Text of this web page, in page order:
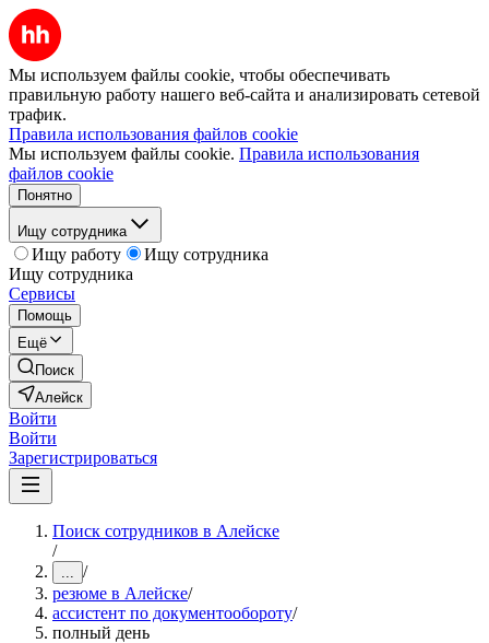
Мы используем файлы cookie, чтобы обеспечивать
правильную работу нашего веб-сайта и анализировать сетевой
трафик.
Правила использования файлов cookie
Мы используем файлы cookie. Правила использования
файлов cookie
Понятно
Ищу сотрудника
Ищу работу
Ищу сотрудника
Ищу сотрудника
Сервисы
Помощь
Ещё
Поиск
Алейск
Войти
Войти
Зарегистрироваться
Поиск сотрудников в Алейске
/
... /
резюме в Алейске/
ассистент по документообороту/
полный день